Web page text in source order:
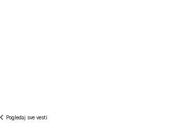
Pogledaj sve vesti